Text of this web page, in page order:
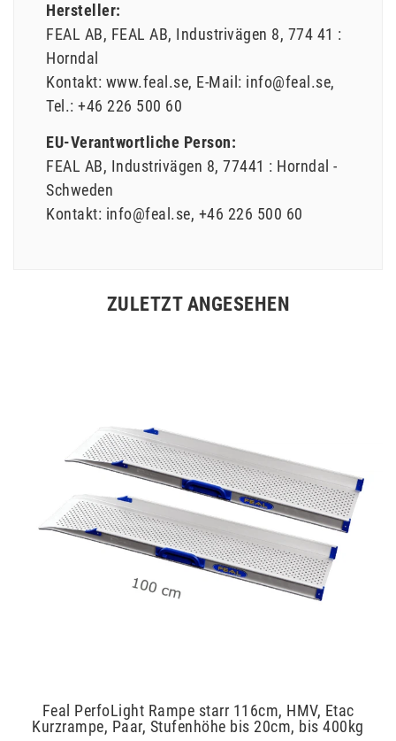
Hersteller:
FEAL AB FEAL AB Industrivägen 8 774 41 :
Horndal
Kontakt: www.feal.se E-Mail: info@feal.se
Tel.: +46 226 500 60
EU-Verantwortliche Person:
FEAL AB Industrivägen 8 77441 : Horndal
Schweden
Kontakt: info@feal.se +46 226 500 60
ZULETZT ANGESEHEN
Feal PerfoLight Rampe starr 116cm, HMV, Etac
Kurzrampe, Paar, Stufenhöhe bis 20cm, bis 400kg